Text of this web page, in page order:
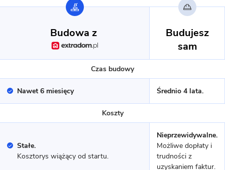
Rusiec - dom parterowy z
garażem
PREFABRYKAT BETONOWY
16 zdjęć
Budowa z
Budujesz
sam
Czas budowy
Nawet 6 miesięcy Średnio 4 lata.
Koszty
Stałe.
Kosztorys wiążący od startu.
Nieprzewidywalne.
Możliwe dopłaty i
trudności z
uzyskaniem faktur.